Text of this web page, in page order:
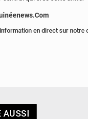
en direct sur notre
AUSSI